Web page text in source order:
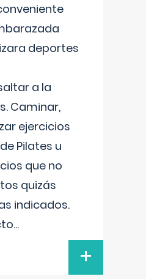
deportes
a la
Caminar,
ejercicios
Pilates u
que no
quizás
indicados.
...
+